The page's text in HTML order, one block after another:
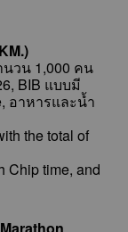
วน 1,000 คน
BIB แบบมี
อาหารและน้ำ
the total of
Chip time, and